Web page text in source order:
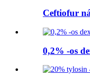
Ceftiofur
0,2% -os